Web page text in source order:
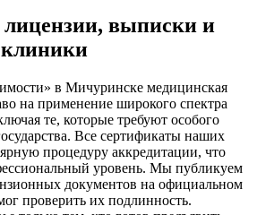
выписки и
в Мичуринске медицинская
на применение широкого спектра
те, которые требуют особого
Все сертификаты наших
процедуру аккредитации, что
уровень. Мы публикуем
документов на официальном
проверить их подлинность.